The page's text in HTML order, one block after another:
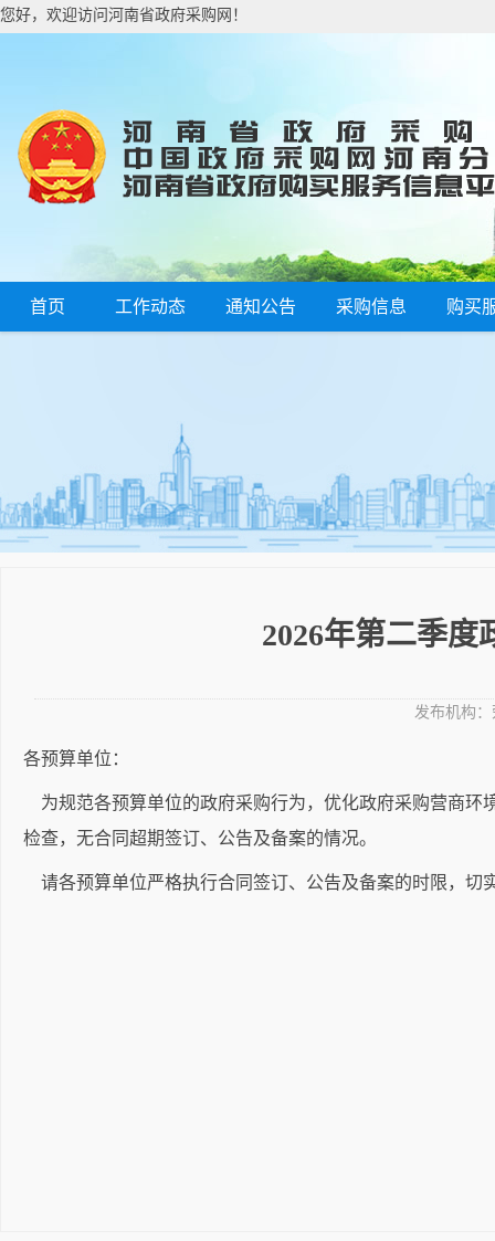
您好，欢迎访问河南省政府采购网！
首页 工作动态 通知公告 采购信息 购买
2026年第二季
发布机构：
各预算单位：
为规范各预算单位的政府采购行为，优化政府采购营商环
检查，无合同超期签订、公告及备案的情况。
请各预算单位严格执行合同签订、公告及备案的时限，切